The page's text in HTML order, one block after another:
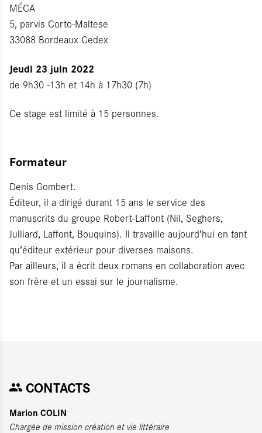
MÉCA
5, parvis Corto-Maltese
33088 Bordeaux Cedex
Jeudi 23 juin 2022
de 9h30 -13h et 14h à 17h30 (7h)
Ce stage est limité à 15 personnes.
Formateur
Denis Gombert.
Éditeur, il a dirigé durant 15 ans le service des
manuscrits du groupe Robert-Laffont (Nil, Seghers,
Julliard, Laffont, Bouquins). Il travaille aujourd’hui en tant
qu’éditeur extérieur pour diverses maisons.
Par ailleurs, il a écrit deux romans en collaboration avec
son frère et un essai sur le journalisme.
CONTACTS
Marion COLIN
Chargée de mission création et vie littéraire